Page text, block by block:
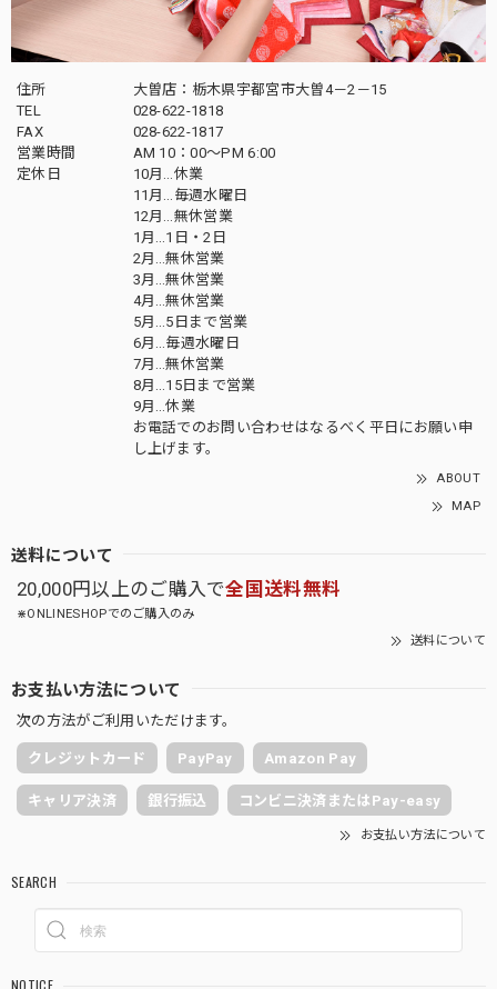
住所
大曽店：栃木県宇都宮市大曽4－2－15
TEL
028-622-1818
FAX
028-622-1817
営業時間
AM 10：00～PM 6:00
定休日
10月…休業
11月…毎週水曜日
12月…無休営業
1月…1日・2日
2月…無休営業
3月…無休営業
4月…無休営業
5月…5日まで営業
6月…毎週水曜日
7月…無休営業
8月…15日まで営業
9月…休業
お電話でのお問い合わせはなるべく平日にお願い申
し上げます。
ABOUT
MAP
送料について
20,000円以上のご購入で全国送料無料
⋇ONLINESHOPでのご購入のみ
送料について
お支払い方法について
次の方法がご利用いただけます。
クレジットカード PayPay Amazon Pay
キャリア決済 銀行振込 コンビニ決済またはPay-easy
お支払い方法について
SEARCH